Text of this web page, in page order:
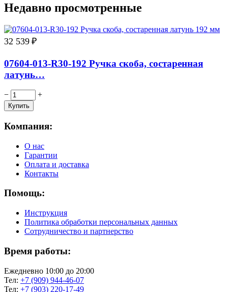
Недавно просмотренные
32 539 ₽
07604-013-R30-192 Ручка скоба, состаренная
латунь…
− +
Компания:
О нас
Гарантии
Оплата и доставка
Контакты
Помощь:
Инструкция
Политика обработки персональных данных
Сотрудничество и партнерство
Время работы:
Ежедневно 10:00 до 20:00
Тел: +7 (909) 944-46-07
Тел: +7 (903) 220-17-49